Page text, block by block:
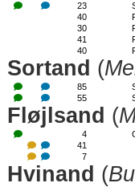
23
40
30
41
40
Sortand (
85
55
Fløjlsand (
4
41
7
Hvinand (